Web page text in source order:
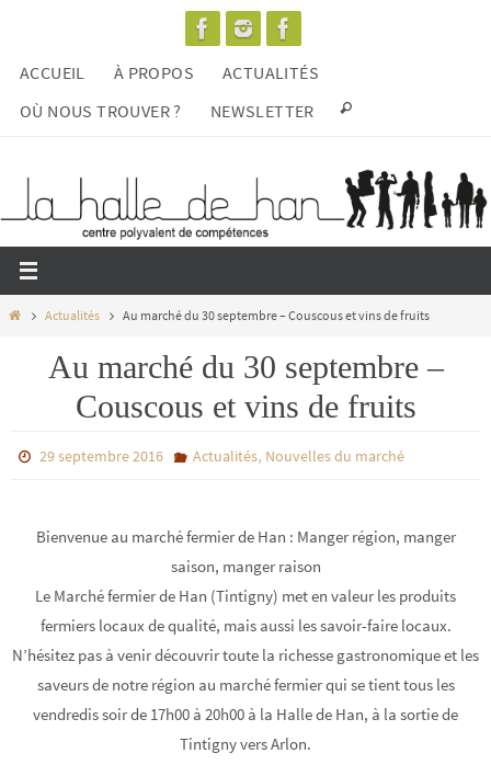
contenu
ACCUEIL À PROPOS
ACTUALITÉS
OÙ NOUS TROUVER ?
NEWSLETTER
HomeActualités Au marché du 30 septembre – Couscous et vins de fruits
Au marché du 30 septembre –
Couscous et vins de fruits
29 septembre 2016 Actualités, Nouvelles du marché
Bienvenue au marché fermier de Han : Manger région, manger
saison, manger raison
Le Marché fermier de Han (Tintigny) met en valeur les produits
fermiers locaux de qualité, mais aussi les savoir-faire locaux.
N’hésitez pas à venir découvrir toute la richesse gastronomique et les
saveurs de notre région au marché fermier qui se tient tous les
vendredis soir de 17h00 à 20h00 à la Halle de Han, à la sortie de
Tintigny vers Arlon.